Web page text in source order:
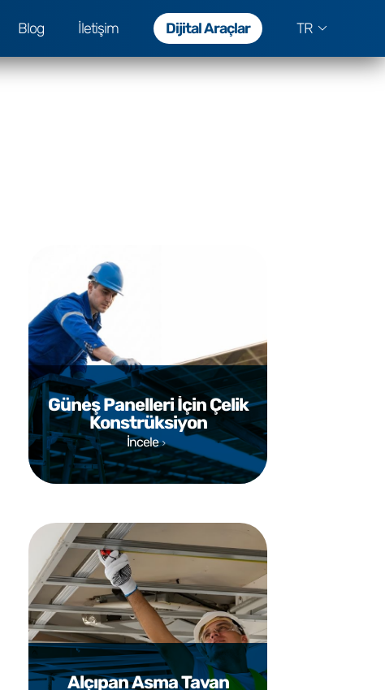
Blog İletişim Dijital Araçlar TR
Güneş Panelleri İçin Çelik
Konstrüksiyon
İncele
Alçıpan Asma Tavan